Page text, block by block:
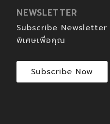
NEWSLETTER
Subscribe Newsletter
พิเศษเพื่อคุณ
Subscribe Now